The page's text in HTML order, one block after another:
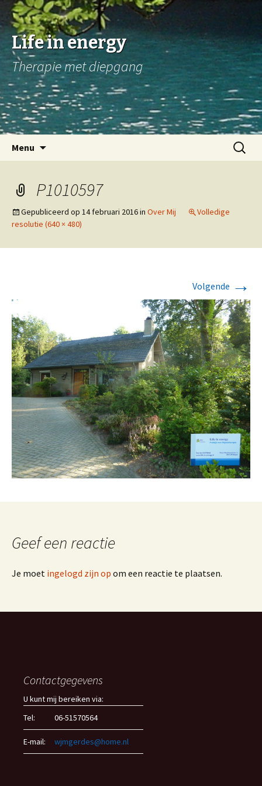
Life in energy
Therapie met diepgang
Menu
springen
Zoeken
naar:
P1010597
Gepubliceerd op 14 februari 2016in Over Mij
Volledige
resolutie (640 × 480)
Volgende →
Geef een reactie
Je moet ingelogd zijn op om een reactie te plaatsen.
Contactgegevens
U kunt mij bereiken via:
Tel:
06-51570564
E-mail: wjmgerdes@home.nl